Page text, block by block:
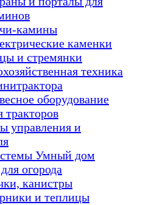
камины
каменки
и стремянки
техника
оборудование
тракторов
управления и
Умный дом
огорода
канистры
и теплицы